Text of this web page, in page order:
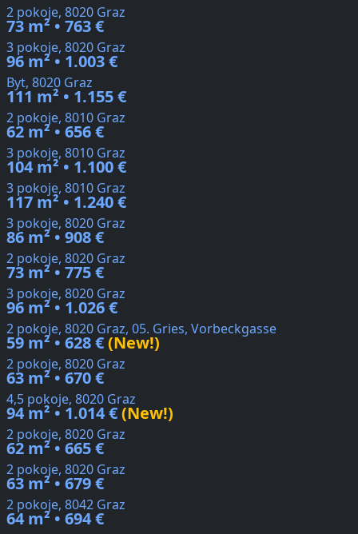
2 pokoje, 8020 Graz
73 m² • 763 €
3 pokoje, 8020 Graz
96 m² • 1.003 €
Byt, 8020 Graz
111 m² • 1.155 €
2 pokoje, 8010 Graz
62 m² • 656 €
3 pokoje, 8010 Graz
104 m² • 1.100 €
3 pokoje, 8010 Graz
117 m² • 1.240 €
3 pokoje, 8020 Graz
86 m² • 908 €
2 pokoje, 8020 Graz
73 m² • 775 €
3 pokoje, 8020 Graz
96 m² • 1.026 €
2 pokoje, 8020 Graz, 05. Gries, Vorbeckgasse
59 m² • 628 €(New!)
2 pokoje, 8020 Graz
63 m² • 670 €
4,5 pokoje, 8020 Graz
94 m² • 1.014 €(New!)
2 pokoje, 8020 Graz
62 m² • 665 €
2 pokoje, 8020 Graz
63 m² • 679 €
2 pokoje, 8042 Graz
64 m² • 694 €